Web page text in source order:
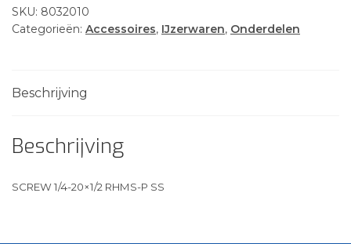
P
SS
SKU: 8032010
Categorieën: Accessoires, IJzerwaren, Onderdelen
Beschrijving
Beschrijving
SCREW 1/4-20×1/2 RHMS-P SS